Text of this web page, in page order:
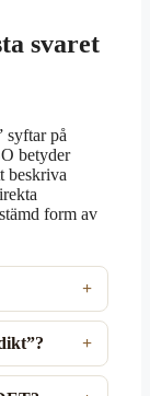
svaret
syftar på
betyder
beskriva
form av